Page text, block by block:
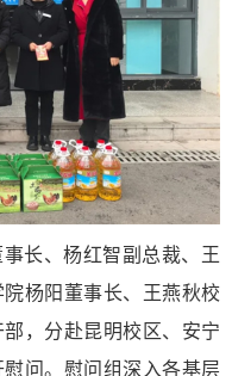
长、杨红智副总裁、王
杨阳董事长、王燕秋校
，分赴昆明校区、安宁
问。慰问组深入各基层